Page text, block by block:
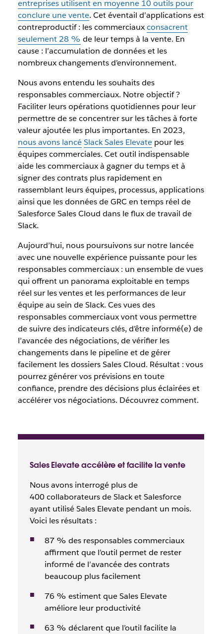
entreprises utilisent en moyenne 10 outils pour
conclure une vente. Cet éventail d’applications est
contreproductif : les commerciauxconsacrent
seulement 28 % de leur temps à la vente. En
cause : l’accumulation de données et les
nombreux changements d’environnement.
Nous avons entendu les souhaits des
responsables commerciaux. Notre objectif ?
Faciliter leurs opérations quotidiennes pour leur
permettre de se concentrer sur les tâches à forte
valeur ajoutée les plus importantes. En 2023,
nous avons lancéSlack Sales Elevatepour les
équipes commerciales. Cet outil indispensable
aide les commerciaux à gagner du temps et à
signer des contrats plus rapidement en
rassemblant leurs équipes, processus, applications
ainsi que les données de GRC en temps réel de
Salesforce Sales Cloud dans le flux de travail de
Slack.
Aujourd’hui, nous poursuivons sur notre lancée
avec une nouvelle expérience puissante pour les
responsables commerciaux : un ensemble de vues
qui offrent un panorama exploitable en temps
réel sur les ventes et les performances de leur
équipe au sein de Slack. Ces vues des
responsables commerciaux vont vous permettre
de suivre des indicateurs clés, d’être informé(e) de
l’avancée des négociations, de vérifier les
changements dans le pipeline et de gérer
facilement les dossiers Sales Cloud. Résultat : vous
pourrez générer vos prévisions en toute
confiance, prendre des décisions plus éclairées et
accélérer vos négociations. Découvrez comment.
Sales Elevate accélère et facilite la vente
Nous avons interrogé plus de
400 collaborateurs de Slack et Salesforce
ayant utilisé Sales Elevate pendant un mois.
Voici les résultats :
87 % des responsables commerciaux
affirment que l’outil permet de rester
informé de l’avancée des contrats
beaucoup plus facilement
76 % estiment que Sales Elevate
améliore leur productivité
63 % déclarent que l’outil facilite la